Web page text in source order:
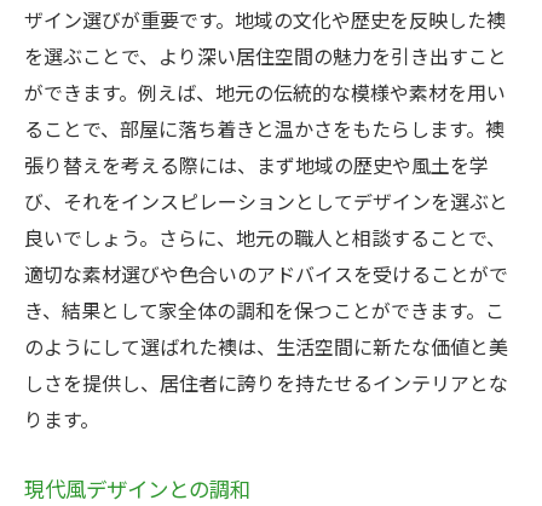
襖張り替えが生む心理的変化
インテリア全体を引き立てる効果
襖張り替えによる色彩と光の調整
堺市西区の住まいに適した色選び
襖張り替えがもたらす居心地の良さ
堺市西区襖張り替えで実現する快適な生活空間
襖張り替えで実現するプライバシー空間
快適さを追求した機能性向上
生活スタイルに合わせたデザイン選び
音や光の調整による生活改善
襖張り替えで得られる健康的な住環境
ザイン選びが重要です。地域の文化や歴史を反映した襖
を選ぶことで、より深い居住空間の魅力を引き出すこと
ができます。例えば、地元の伝統的な模様や素材を用い
ることで、部屋に落ち着きと温かさをもたらします。襖
張り替えを考える際には、まず地域の歴史や風土を学
び、それをインスピレーションとしてデザインを選ぶと
良いでしょう。さらに、地元の職人と相談することで、
適切な素材選びや色合いのアドバイスを受けることがで
き、結果として家全体の調和を保つことができます。こ
のようにして選ばれた襖は、生活空間に新たな価値と美
しさを提供し、居住者に誇りを持たせるインテリアとな
ります。
現代風デザインとの調和